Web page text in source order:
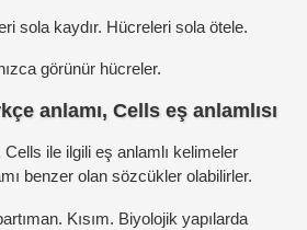
sola kaydır. Hücreleri sola ötele.
görünür hücreler.
anlamı, Cells eş anlamlısı
ile ilgili eş anlamlı kelimeler
benzer olan sözcükler olabilirler.
Kısım. Biyolojik yapılarda